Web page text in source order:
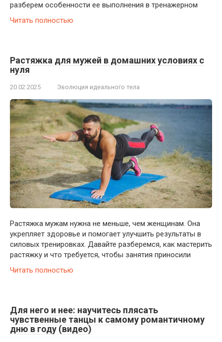
разберем особенности ее выполнения в тренажерном
Читать полностью
Растяжка для мужей в домашних условиях с
нуля
20.02.2025 Эволюция идеального тела
Растяжка мужам нужна не меньше, чем женщинам. Она
укрепляет здоровье и помогает улучшить результаты в
силовых тренировках. Давайте разберемся, как мастерить
растяжку и что требуется, чтобы занятия приносили
Читать полностью
Для него и нее: научитесь плясать
чувственные танцы к самому романтичному
дню в году (видео)